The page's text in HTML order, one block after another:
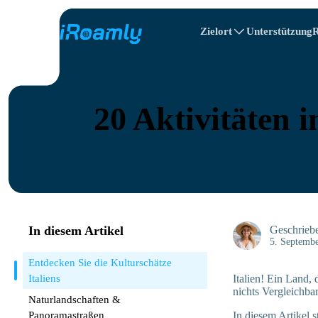
Zielort Unterstützung
Bulgarien
20 Aktivitäten
In diesem Artikel
Entdecken Sie die Kulturschätze
Italiens
Naturlandschaften &
Panoramastraßen
5.
Italien! Ein Land,
nichts
In diesem Artikel